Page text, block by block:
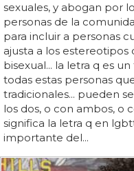
sexuales, y abogan por
personas de la
para incluir a personas
ajusta a los
bisexual... la letra q es
todas estas personas
tradicionales... pueden
los dos, o con ambos, o
significa la letra q en
importante del...